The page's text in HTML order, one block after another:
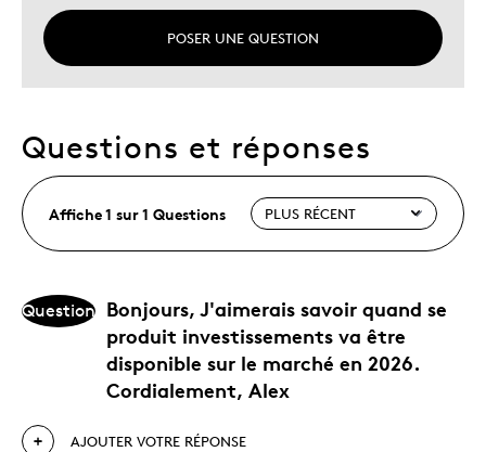
POSER UNE QUESTION
Questions et réponses
Affiche 1 sur 1 Questions
Question Bonjours, J'aimerais savoir quand se
produit investissements va être
disponible sur le marché en 2026.
Cordialement, Alex
AJOUTER VOTRE RÉPONSE